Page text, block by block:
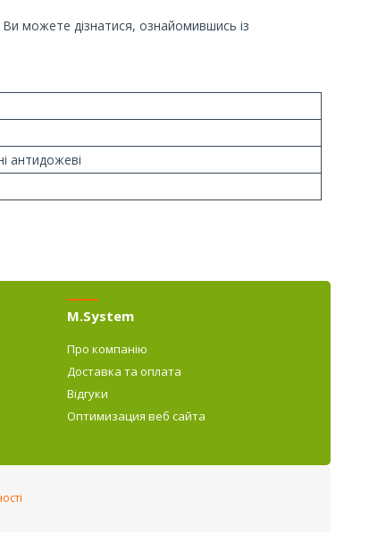
Ви можете дізнатися, ознайомившись із
антидожеві
M.System
Про компанію
Доставка та оплата
Відгуки
Оптимизация веб сайта